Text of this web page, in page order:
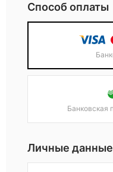
а
и
й
«
Способ оплаты
Банковская
Личные данные